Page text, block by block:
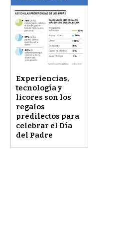
Experiencias,
tecnología y
licores son los
regalos
predilectos para
celebrar el Día
del Padre